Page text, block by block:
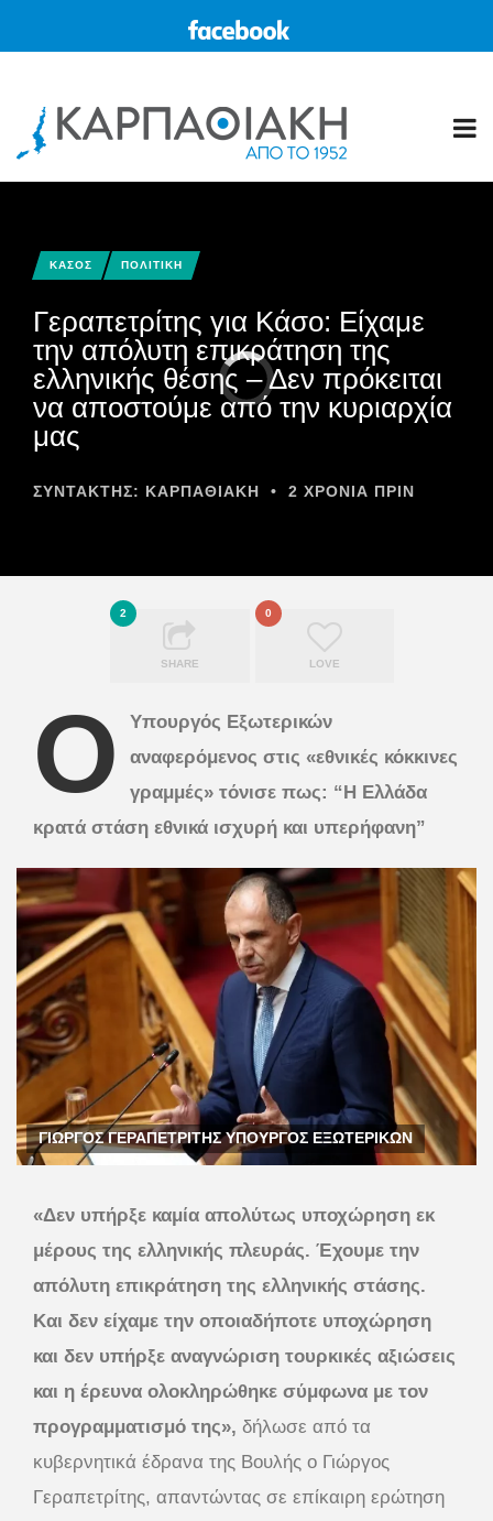
ΚΑΣΟΣ ΠΟΛΙΤΙΚΗ
Γεραπετρίτης για Κάσο: Είχαμε
την απόλυτη επικράτηση της
ελληνικής θέσης – Δεν πρόκειται
να αποστούμε από την κυριαρχία
μας
ΣΥΝΤΆΚΤΗΣ: ΚΑΡΠΑΘΙΑΚΗ • 2 ΧΡΌΝΙΑ ΠΡΙΝ
2
SHARE
0
LOVE
Ο
Υπουργός Εξωτερικών
αναφερόμενος στις «εθνικές κόκκινες
γραμμές» τόνισε πως: “Η Ελλάδα
κρατά στάση εθνικά ισχυρή και υπερήφανη”
ΓΙΩΡΓΟΣ ΓΕΡΑΠΕΤΡΙΤΗΣ ΥΠΟΥΡΓΟΣ ΕΞΩΤΕΡΙΚΩΝ
«Δεν υπήρξε καμία απολύτως υποχώρηση εκ
μέρους της ελληνικής πλευράς. Έχουμε την
απόλυτη επικράτηση της ελληνικής στάσης.
Και δεν είχαμε την οποιαδήποτε υποχώρηση
και δεν υπήρξε αναγνώριση τουρκικές αξιώσεις
και η έρευνα ολοκληρώθηκε σύμφωνα με τον
προγραμματισμό της», δήλωσε από τα
κυβερνητικά έδρανα της Βουλής ο Γιώργος
Γεραπετρίτης, απαντώντας σε επίκαιρη ερώτηση